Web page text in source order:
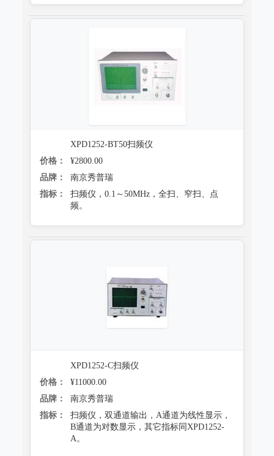
XPD1252-BT50扫频仪
价格：
¥2800.00
品牌：
南京秀普瑞
指标：
扫频仪，0.1～50MHz，全扫、窄扫、点
频。
XPD1252-C扫频仪
价格：
¥11000.00
品牌：
南京秀普瑞
指标：
扫频仪，双通道输出，A通道为线性显示，
B通道为对数显示，其它指标同XPD1252-
A。